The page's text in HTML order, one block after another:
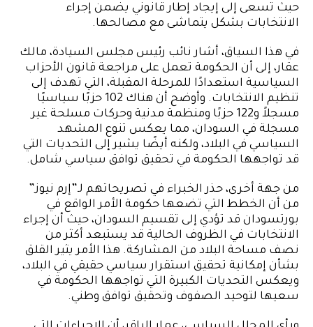
حيث تسعى إلى إيجاد إطار قانوني يضمن إجراء
الانتخابات بشكل يتماشى مع مصالحها.
في هذا السياق، أشار نائب رئيس مجلس السيادة، مالك
عقار، إلى أن الحكومة تعمل على مراجعة قانون الأحزاب
السياسية استعدادًا للمرحلة المقبلة، التي تهدف إلى
تنظيم الانتخابات. وأوضح أن هناك 102 حزبًا سياسيًا
مسجلاً و122 حزبًا ومنظمة مدنية وحركات مسلحة غير
مسجلة في السودان، مما يعكس تنوع المشهد
السياسي في البلاد، ولكنه أيضًا يشير إلى التحديات التي
قد تواجهها الحكومة في تحقيق توافق سياسي شامل.
من جهة أخرى، حذر الخبراء في تصريحاتهم لـ”إرم نيوز”
من أن الخطط التي تضعها حكومة الأمر الواقع في
بورتسودان قد تؤدي إلى تقسيم السودان، حيث أن إجراء
الانتخابات في الظروف الحالية قد يستبعد أكثر من
نصف مساحة البلاد من المشاركة. هذا الأمر يثير القلق
بشأن إمكانية تحقيق استقرار سياسي حقيقي في البلاد،
ويعكس التحديات الكبيرة التي تواجهها الحكومة في
سعيها لتوحيد الصفوف وتحقيق توافق وطني.